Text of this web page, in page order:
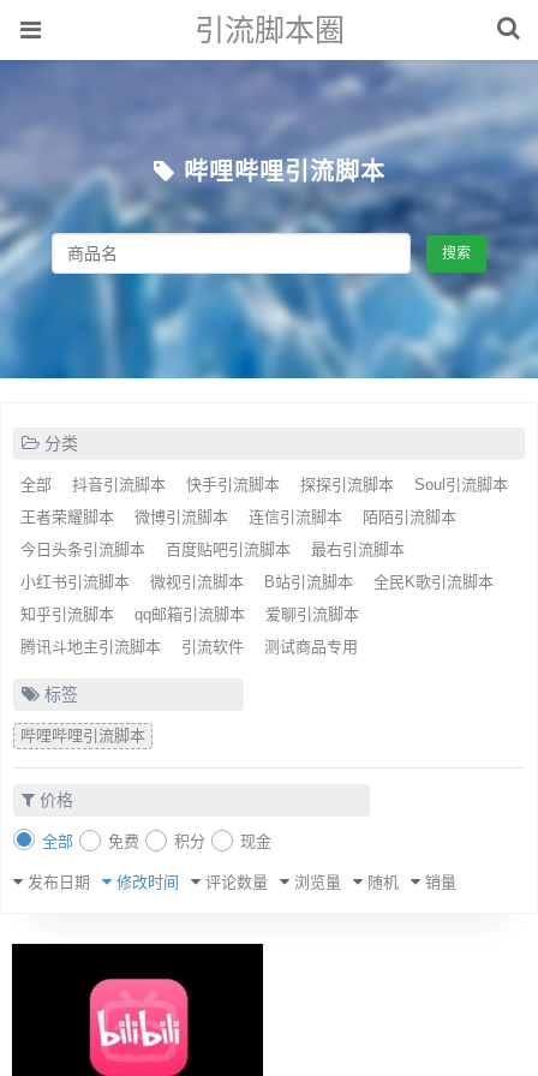
引流脚本圈
哔哩哔哩引流脚本
搜索
分类
全部 抖音引流脚本 快手引流脚本 探探引流脚本
Soul引流脚本
王者荣耀脚本
微博引流脚本 连信引流脚本
陌陌引流脚本
今日头条引流脚本
百度贴吧引流脚本
最右引流脚本
小红书引流脚本
微视引流脚本 B站引流脚本
全民K歌引流脚本
知乎引流脚本
qq邮箱引流脚本
爱聊引流脚本
腾讯斗地主引流脚本
引流软件 测试商品专用
标签
哔哩哔哩引流脚本
价格
全部 免费 积分 现金
发布日期 修改时间 评论数量 浏览量 随机 销量